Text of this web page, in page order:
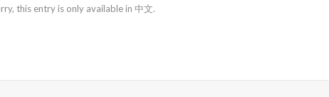
this entry is only available in 中文.